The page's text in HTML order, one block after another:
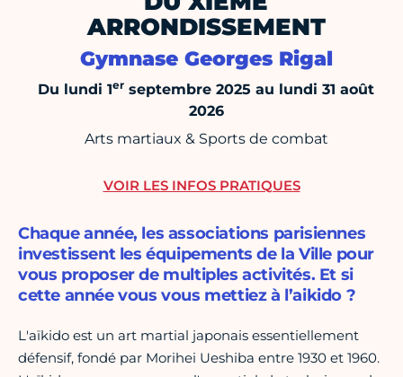
ARRONDISSEMENT
Gymnase Georges Rigal
Du lundi 1er septembre 2025 au lundi 31 août
2026
Arts martiaux & Sports de combat
Chaque année, les associations parisiennes
investissent les équipements de la Ville pour
vous proposer de multiples activités. Et si
cette année vous vous mettiez à l’aikido ?
L'aïkido est un art martial japonais essentiellement
défensif, fondé par Morihei Ueshiba entre 1930 et 1960.
VOIR LES INFOS PRATIQUES